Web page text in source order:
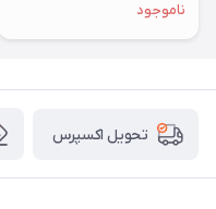
ناموجود
تحویل اکسپرس